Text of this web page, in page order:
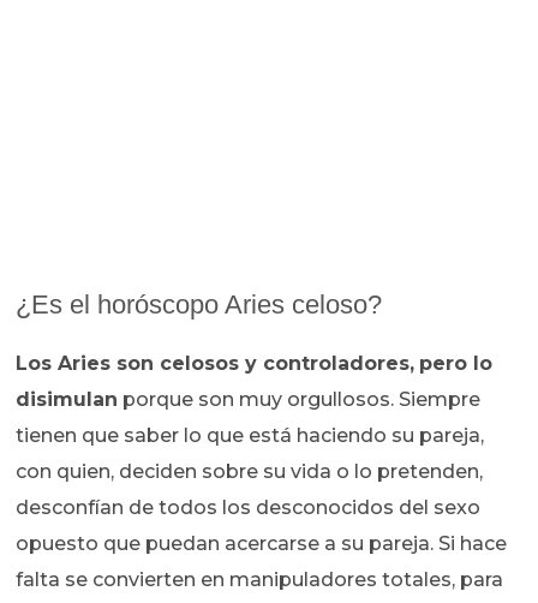
¿Es el horóscopo Aries celoso?
Los Aries son celosos y controladores, pero lo
disimulan porque son muy orgullosos. Siempre
tienen que saber lo que está haciendo su pareja,
con quien, deciden sobre su vida o lo pretenden,
desconfían de todos los desconocidos del sexo
opuesto que puedan acercarse a su pareja. Si hace
falta se convierten en manipuladores totales, para